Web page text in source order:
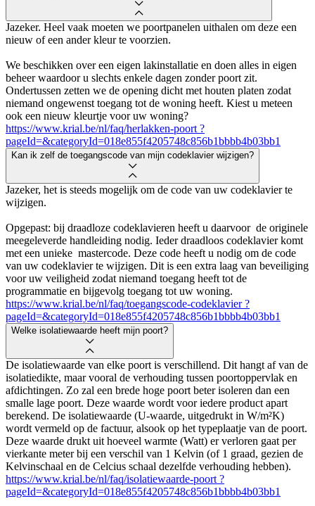
Jazeker. Heel vaak moeten we poortpanelen uithalen om deze een
nieuw of een ander kleur te voorzien.
We beschikken over een eigen lakinstallatie en doen alles in eigen
beheer waardoor u slechts enkele dagen zonder poort zit.
Ondertussen zetten we de opening dicht met houten platen zodat
niemand ongewenst toegang tot de woning heeft. Kiest u meteen
ook een nieuw kleurtje voor uw woning?
https://www.krial.be/nl/faq/herlakken-poort ?
pageId=&categoryId=018e855f4205748c856b1bbbb4b03bb1
Kan ik zelf de toegangscode van mijn codeklavier wijzigen?
Jazeker, het is steeds mogelijk om de code van uw codeklavier te
wijzigen.
Opgepast: bij draadloze codeklavieren heeft u daarvoor de originele
meegeleverde handleiding nodig. Ieder draadloos codeklavier komt
met een unieke mastercode. Deze code heeft u nodig om de code
van uw codeklavier te wijzigen. Dit is een extra laag van beveiliging
voor uw veiligheid zodat niemand toegang heeft tot de
programmatie en bijgevolg toegang tot uw woning.
https://www.krial.be/nl/faq/toegangscode-codeklavier ?
pageId=&categoryId=018e855f4205748c856b1bbbb4b03bb1
Welke isolatiewaarde heeft mijn poort?
De isolatiewaarde van elke poort is verschillend. Dit hangt af van de
isolatiedikte, maar vooral de verhouding tussen poortoppervlak en
afdichtingen. Zo zal een brede hoge poort beter isoleren dan een
smalle lage poort. Deze waarde wordt voor iedere product apart
berekend. De isolatiewaarde (U-waarde, uitgedrukt in W/m²K)
wordt vermeld op de factuur, alsook op het typeplaatje van de poort.
Deze waarde drukt uit hoeveel warmte (Watt) er verloren gaat per
vierkante meter bij een verschil van 1 Kelvin (of 1 graad, gezien de
Kelvinschaal en de Celcius schaal dezelfde verhouding hebben).
https://www.krial.be/nl/faq/isolatiewaarde-poort ?
pageId=&categoryId=018e855f4205748c856b1bbbb4b03bb1